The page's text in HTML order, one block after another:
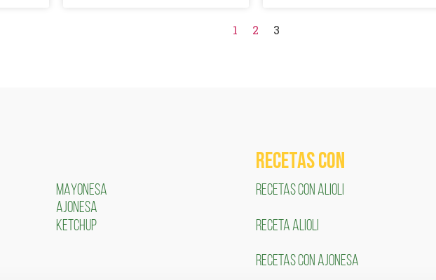
1 2 3
MAYONESA
AJONESA
KETCHUP
RECETAS COn
RECETAS CON ALIOLI
RECETA ALIOLI
RECETAS CON AJONESA